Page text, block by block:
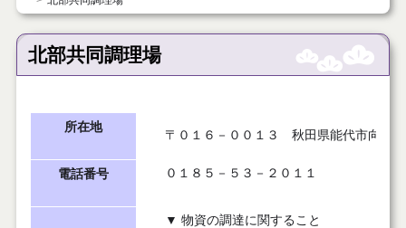
北部共同調理場
所在地
〒 ０１６－００１３ 秋田県能代市向能
電話番号 ０１８５－５３－２０１１
▼ 物資の調達に関すること